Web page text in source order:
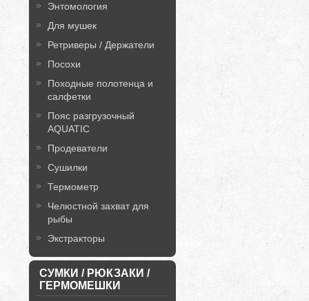
Энтомология
Для мушек
Ретриверы / Держатели
Посохи
Походные полотенца и
салфетки
Пояс разгрузочный
AQUATIC
Продеватели
Сушилки
Термометр
Челюстной захват для
рыбы
Экстракторы
СУМКИ / РЮКЗАКИ /
ГЕРМОМЕШКИ